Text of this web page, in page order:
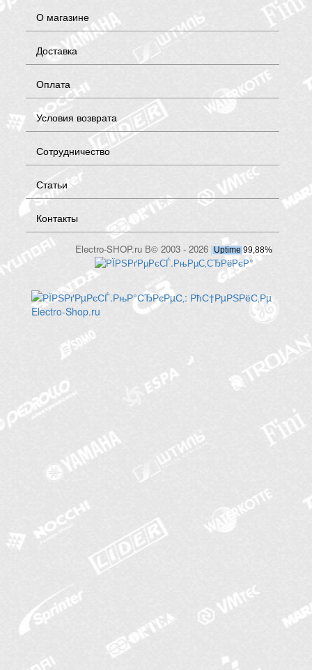
О магазине
Доставка
Оплата
Условия возврата
Сотрудничество
Статьи
Контакты
Electro-SHOP.ru В© 2003 - 2026